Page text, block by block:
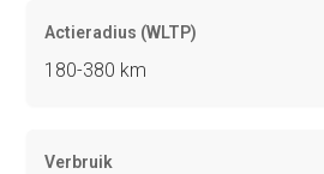
Actieradius (WLTP)
180-380 km
Verbruik